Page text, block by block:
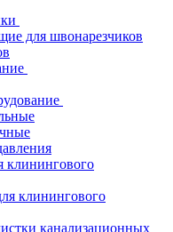
для швонарезчиков
клинингового
клинингового
канализационных